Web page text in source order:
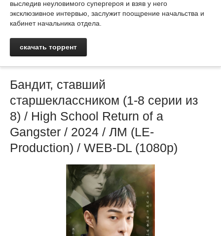
выследив неуловимого супергероя и взяв у него
эксклюзивное интервью, заслужит поощрение начальства и
кабинет начальника отдела.
скачать торрент
Бандит, ставший
старшеклассником (1-8 серии из
8) / High School Return of a
Gangster / 2024 / ЛМ (LE-
Production) / WEB-DL (1080p)